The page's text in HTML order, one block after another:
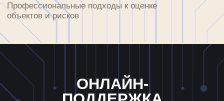
ТЕЛЕФОННАЯ ПОДДЕРЖКА
Точная оценка рыночной стоимости
и потенциальных рисков для каждого
объекта